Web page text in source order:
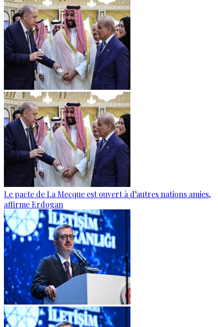
Le pacte de La Mecque est ouvert à d’autres nations amies,
affirme Erdogan